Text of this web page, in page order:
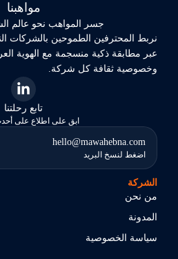
مواهبنا
جسر المواهب نحو عالم
نربط المحترفين الطموحين بالشركات
عبر مطابقة ذكية منسجمة مع الهوية
وخصوصية ثقافة كل شركة.
تابع رحلتنا
ابق على اطلاع على
hello@mawahebna.com
اضغط لنسخ البريد
الشركة
من نحن
المدونة
سياسة الخصوصية